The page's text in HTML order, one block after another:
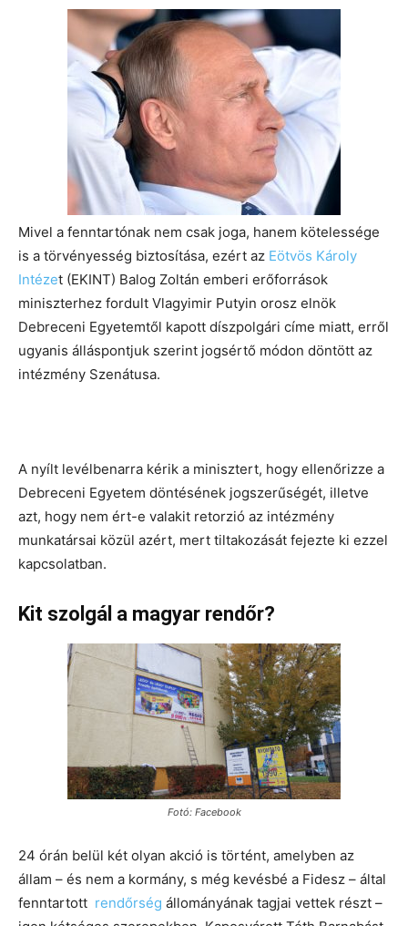
Mivel a fenntartónak nem csak joga, hanem kötelessége
is a törvényesség biztosítása, ezért az Eötvös Károly
Intézet (EKINT) Balog Zoltán emberi erőforrások
miniszterhez fordult Vlagyimir Putyin orosz elnök
Debreceni Egyetemtől kapott díszpolgári címe miatt, erről
ugyanis álláspontjuk szerint jogsértő módon döntött az
intézmény Szenátusa.
A nyílt levélbenarra kérik a minisztert, hogy ellenőrizze a
Debreceni Egyetem döntésének jogszerűségét, illetve
azt, hogy nem ért-e valakit retorzió az intézmény
munkatársai közül azért, mert tiltakozását fejezte ki ezzel
kapcsolatban.
Kit szolgál a magyar rendőr?
Fotó: Facebook
24 órán belül két olyan akció is történt, amelyben az
állam – és nem a kormány, s még kevésbé a Fidesz – által
fenntartott rendőrség állományának tagjai vettek részt –